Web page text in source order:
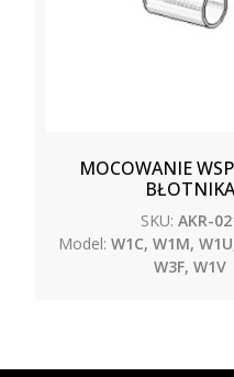
MOCOWANIE
SKU: AKR-
Model: W1C, W1M,
W3F, W1V